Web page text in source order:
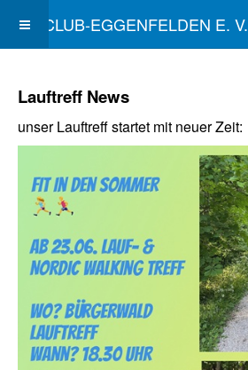
SKICLUB-EGGENFELDEN E. V.
Lauftreff News
unser Lauftreff startet mit neuer Zeit: